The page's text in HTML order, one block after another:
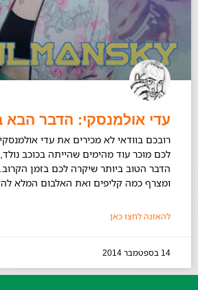
עדי אולמנסקי: הדבר הבא
רובכם בוודאי לא מכירים את עדי
לכם מוכר עוד מהימים שהייתה בכוכב
הדבר הטוב ביותר שיקרה לכם בזמן
ומצרף כמה קליפים ואת האלבום המלא
להאזנה לחצו כאן
14 בספטמבר 2014